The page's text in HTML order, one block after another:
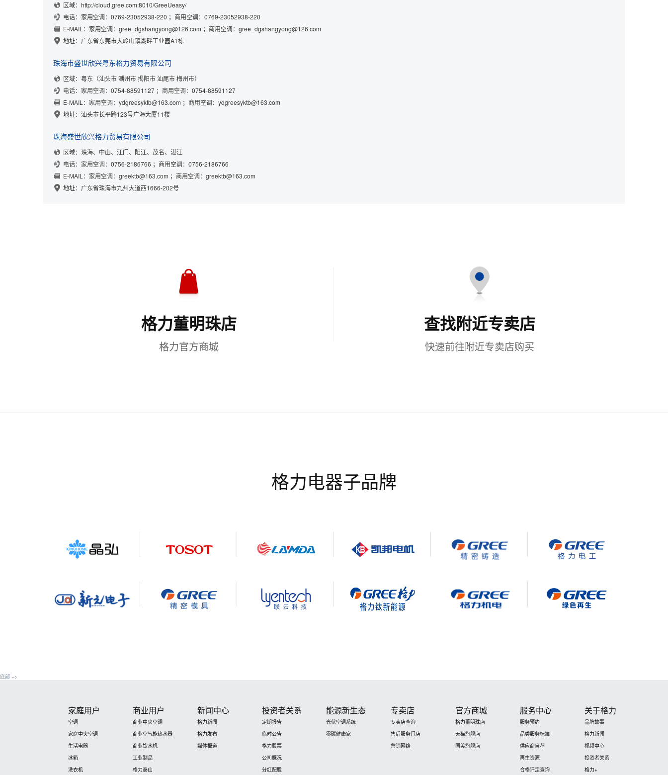
区域：http://cloud.gree.com:8010/GreeUeasy/
电话： 家用空调：0769-23052938-220 ； 商用空调：0769-23052938-220
E-MAIL： 家用空调：gree_dgshangyong@126.com ； 商用空调：gree_dgshangyong@126.com
地址：广东省东莞市大岭山镇湖畔工业园A1栋
珠海市盛世欣兴粤东格力贸易有限公司
区域：粤东（汕头市 潮州市 揭阳市 汕尾市 梅州市）
电话： 家用空调：0754-88591127 ； 商用空调：0754-88591127
E-MAIL： 家用空调：ydgreesyktb@163.com ； 商用空调：ydgreesyktb@163.com
地址：汕头市长平路123号广海大厦11楼
珠海盛世欣兴格力贸易有限公司
区域：珠海、中山、江门、阳江、茂名、湛江
电话： 家用空调：0756-2186766 ； 商用空调：0756-2186766
E-MAIL： 家用空调：greektb@163.com ； 商用空调：greektb@163.com
地址：广东省珠海市九州大道西1666-202号
格力董明珠店
格力官方商城
查找附近专卖店
快速前往附近专卖店购买
格力电器子品牌
底部 -->
家庭用户
空调
家庭中央空调
生活电器
冰箱
洗衣机
商业用户
商业中央空调
商业空气能热水器
商业饮水机
工业制品
格力泰山
新闻中心
格力新闻
格力发布
媒体报道
投资者关系
定期报告
临时公告
格力股票
公司概况
分红配股
能源新生态
光伏空调系统
零碳健康家
专卖店
专卖店查询
售后服务门店
营销网络
官方商城
格力董明珠店
天猫旗舰店
国美旗舰店
服务中心
服务预约
品类服务标准
供应商自荐
再生资源
合格评定查询
关于格力
品牌故事
格力新闻
视频中心
投资者关系
格力+